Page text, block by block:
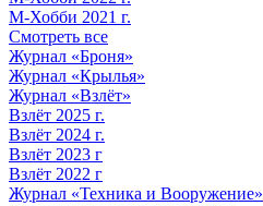
М-Хобби 2021 г.
Смотреть все
Журнал «Броня»
Журнал «Крылья»
Журнал «Взлёт»
Взлёт 2025 г.
Взлёт 2024 г.
Взлёт 2023 г
Взлёт 2022 г
Журнал «Техника и Вооружение»